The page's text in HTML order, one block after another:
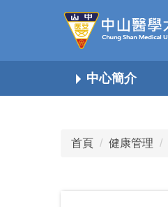
要
容
中心簡介
首頁 健康管理